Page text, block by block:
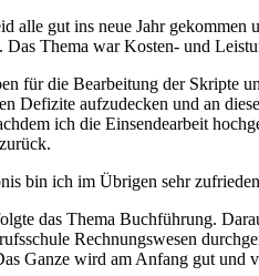
alle gut ins neue Jahr
Das Thema war Kosten- und
für die Bearbeitung der Skripte
Defizite aufzudecken und an
ich die Einsendearbeit
bin ich im Übrigen sehr
das Thema Buchführung.
Rechnungswesen
Ganze wird am Anfang gut und